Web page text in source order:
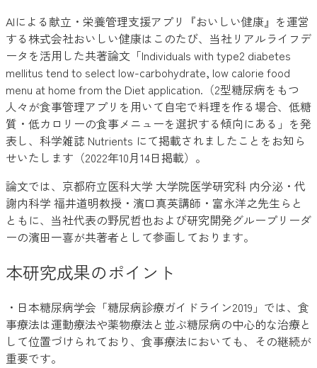
AIによる献立・栄養管理支援アプリ『おいしい健康』を運営
する株式会社おいしい健康はこのたび、当社リアルライフデ
ータを活用した共著論文「Individuals with type2 diabetes
mellitus tend to select low-carbohydrate, low calorie food
menu at home from the Diet application.（2型糖尿病をもつ
人々が食事管理アプリを用いて自宅で料理を作る場合、低糖
質・低カロリーの食事メニューを選択する傾向にある」を発
表し、科学雑誌 Nutrients にて掲載されましたことをお知ら
せいたします（2022年10月14日掲載）。
論文では、京都府立医科大学 大学院医学研究科 内分泌・代
謝内科学 福井道明教授・濱口真英講師・富永洋之先生らと
ともに、当社代表の野尻哲也および研究開発グループリーダ
ーの濱田一喜が共著者として参画しております。
本研究成果のポイント
・日本糖尿病学会「糖尿病診療ガイドライン2019」では、食
事療法は運動療法や薬物療法と並ぶ糖尿病の中心的な治療と
して位置づけられており、食事療法においても、その継続が
重要です。